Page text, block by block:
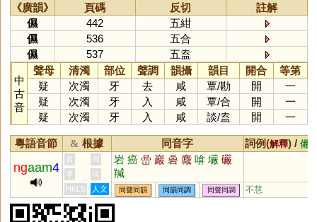
《廣韻》 頁碼 反切
註解
儑
442
五紺
儑
536
五合
儑
537 五盍
中
古
音
聲母 清濁 部位 聲調 韻攝 韻目 開合
等第
疑
次濁 牙 去 咸 覃/勘 開
一
疑
次濁 牙 入 咸 覃/合 開
一
疑
次濁 牙 入 咸 談/盍 開 一
粵語音節 & 根據 同音字 詞例(解釋) / 備
ngaam4
黃 周 岩 癌 嵒 巖 碞 麙 啽 壧 礹
羬
李
何
HKLS
人文 同聲同韻 同韻同調 同聲同調 不慧